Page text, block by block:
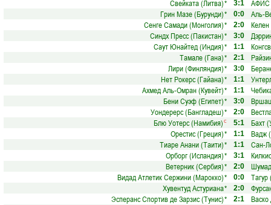
Свейката (Литва)* 3:1
АФИС
Грин Мазе (Бурунди)* 0:0
Аль-
Сенге Самади (Монголия)* 2:0
Синдх Пресс (Пакистан)* 3:0
Саут Юнайтед (Индия)* 1:1
Тамале (Гана)* 2:1
Лири (Финляндия)* 3:0
Нет Рокерс (Гайана)* 1:1
Ахмед Аль-Омран (Кувейт)* 1:1
Бени Суэф (Египет)* 3:0
Уондерерс (Бангладеш)* 2:0
Блю Уотерс (Намибия) с 5:1
Бахт
Орестис (Греция)* 1:1
Вадж
Тиаре Анани (Таити)* 1:1
Сан-
Орборг (Исландия)* 3:1
Ветерник (Сербия)* 2:0
Видад Атлетик Сержини (Марокко)* 0:0
Тагур
Хувентуд Астуриана* 2:0
Эсперанс Спортив де Зарзис (Тунис)* 2:1